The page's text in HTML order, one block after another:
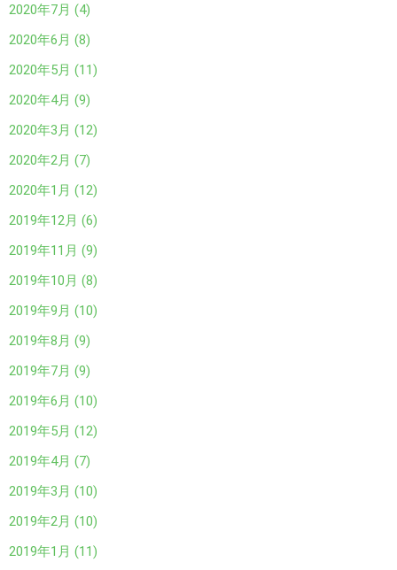
2020年7月 (4)
2020年6月 (8)
2020年5月 (11)
2020年4月 (9)
2020年3月 (12)
2020年2月 (7)
2020年1月 (12)
2019年12月 (6)
2019年11月 (9)
2019年10月 (8)
2019年9月 (10)
2019年8月 (9)
2019年7月 (9)
2019年6月 (10)
2019年5月 (12)
2019年4月 (7)
2019年3月 (10)
2019年2月 (10)
2019年1月 (11)